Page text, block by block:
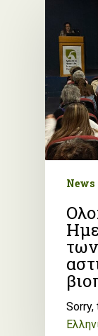
News